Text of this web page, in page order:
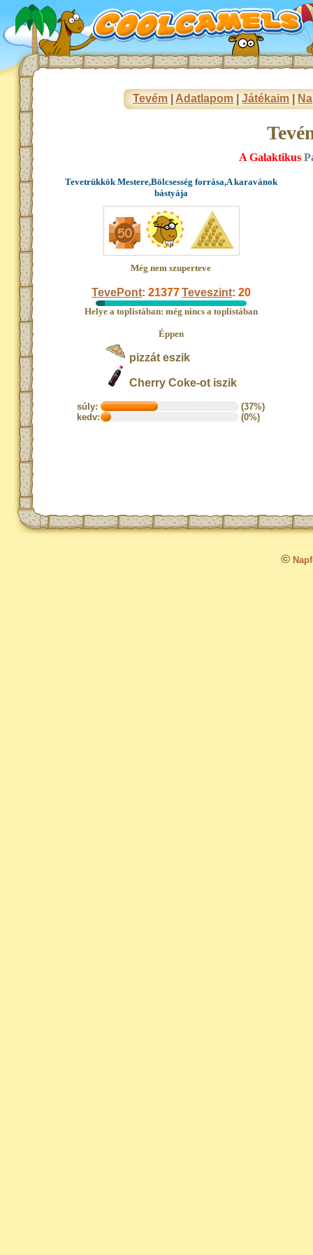
Tevém Adatlapom |Játékaim
A Galaktikus
Tevetrükkök Mestere,Bölcsesség forrása,A karavánok
bástyája
Még nem szuperteve
TevePont: 21377Teveszint: 20
Helye a toplistában: még nincs a toplistában
Éppen
pizzát eszik
Cherry Coke-ot iszik
súly:
(37%)
kedv:
(0%)
©